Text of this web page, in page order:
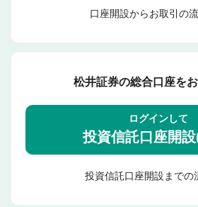
口座開設からお取引の
松井証券の総合口座を
ログインして
投資信託口座開
投資信託口座開設までの